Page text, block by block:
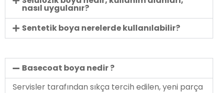
nasıl uygulanır?
Sentetik boya nerelerde kullanılabilir?
Basecoat boya nedir ?
Servisler tarafından sıkça tercih edilen, yeni parça